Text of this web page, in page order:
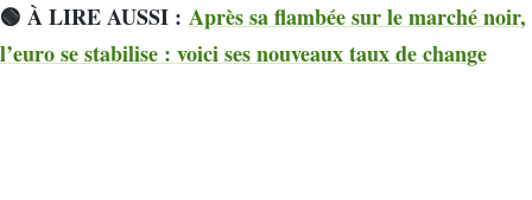
🟢 À LIRE AUSSI : Après sa flambée sur le marché noir,
l’euro se stabilise : voici ses nouveaux taux de change